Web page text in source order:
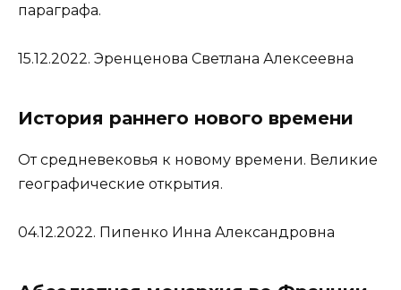
параграфа.
15.12.2022. Эренценова Светлана Алексеевна
История раннего нового времени
От средневековья к новому времени. Великие
географические открытия.
04.12.2022. Пипенко Инна Александровна